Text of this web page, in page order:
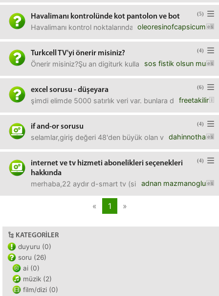
(5)
Havalimanı kontrolünde kot pantolon ve bot
oleoresinofcapsicum
Havalimanı kontrol noktalarında kot pantolonun
(4)
Turkcell TV'yi önerir misiniz?
sos fistik olsun mu
Önerir misiniz?Şu an digiturk kullanıyorum. film, dizi,
(6)
excel sorusu - düşeyara
freetakilir
şimdi elimde 5000 satırlık veri var. bunlara düşeyara
(4)
if and-or sorusu
dahinnotha
selamlar,giriş değeri 48'den büyük olan ve 57'den büyük
(4)
internet ve tv hizmeti abonelikleri seçenekleri
hakkında
adnan mazmanoglu
merhaba,22 aydır d-smart tv (sinema paketi) ve internet
« 1 »
KATEGORILER
duyuru (0)
soru (26)
ai (0)
müzik (2)
film/dizi (0)